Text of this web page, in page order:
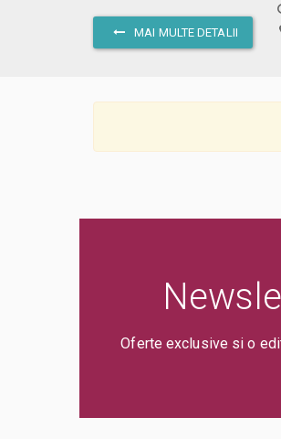
MAI MULTE DETALII
Oferte exclusive si o